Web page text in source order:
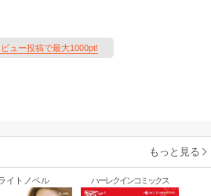
ビュー投稿で最大1000pt!
もっと見る
イトノベル ハーレクインコミックス